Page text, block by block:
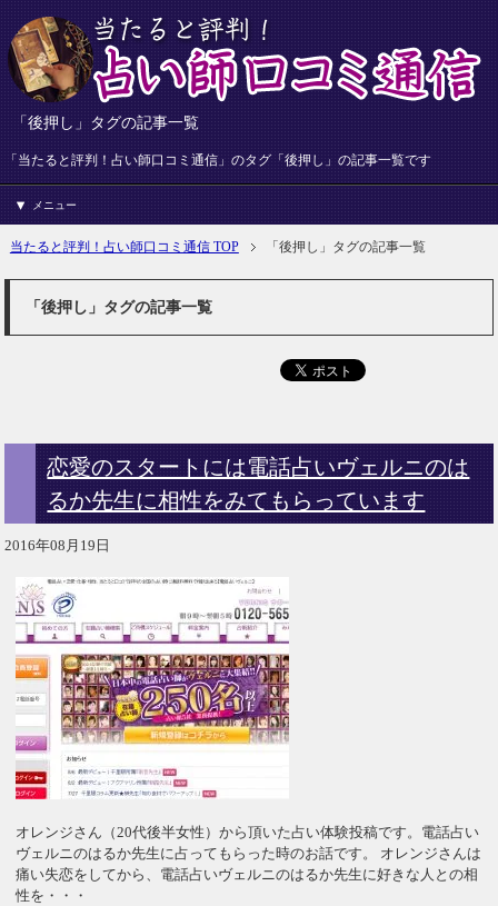
「後押し」タグの記事一覧
「当たると評判！占い師口コミ通信」のタグ「後押し」の記事一覧です
メニュー
当たると評判！占い師口コミ通信 TOP 「後押し」タグの記事一覧
「後押し」タグの記事一覧
恋愛のスタートには電話占いヴェルニのは
るか先生に相性をみてもらっています
2016年08月19日
オレンジさん（20代後半女性）から頂いた占い体験投稿です。電話占い
ヴェルニのはるか先生に占ってもらった時のお話です。 オレンジさんは
痛い失恋をしてから、電話占いヴェルニのはるか先生に好きな人との相
性を・・・